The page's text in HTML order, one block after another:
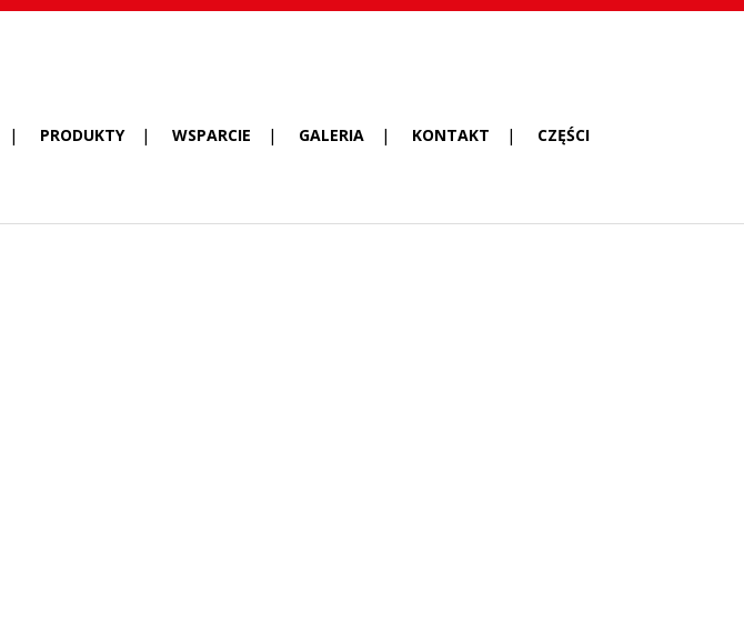
PRODUKTY WSPARCIE GALERIA KONTAKT CZĘŚCI